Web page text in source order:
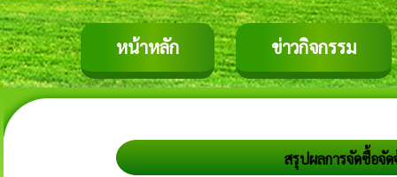
หน้าหลัก ข่าวกิจกรรม
สรุปผลการจัดซื้อจั